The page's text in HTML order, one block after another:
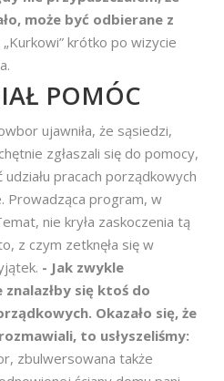
może być odbierane z
„Kurkowi” krótko po wizycie
POMÓC
ujawniła, że sąsiedzi,
zgłaszali się do pomocy,
pracach porządkowych
Prowadząca program, w
nie kryła zaskoczenia tą
z czym zetknęła się w
- Jak zwykle
się ktoś do
Okazało się, że
to usłyszeliśmy:
zbulwersowana także